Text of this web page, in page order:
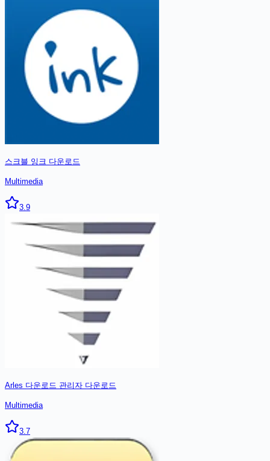
스크블 잉크 다운로드
Multimedia
3.9
Arles 다운로드 관리자 다운로드
Multimedia
3.7